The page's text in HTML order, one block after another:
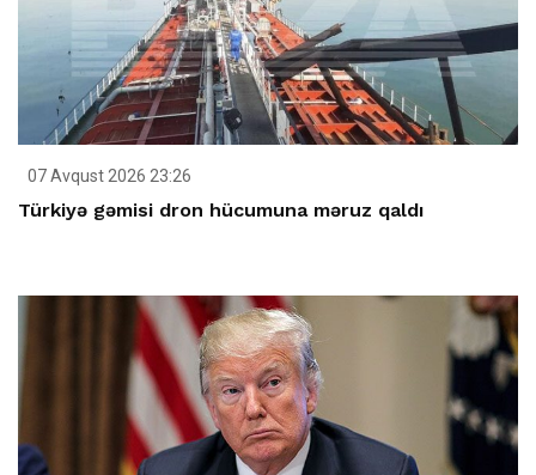
07 Avqust 2026 23:26
Türkiyə gəmisi dron hücumuna məruz qaldı